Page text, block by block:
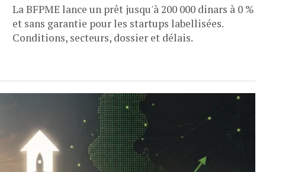
La BFPME lance un prêt jusqu'à 200 000 dinars à 0 %
et sans garantie pour les startups labellisées.
Conditions, secteurs, dossier et délais.